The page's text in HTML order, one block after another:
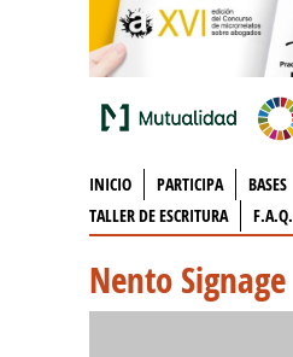
INICIO PARTICIPA BASES
TALLER DE ESCRITURA
F.A.Q.
Nento Signage